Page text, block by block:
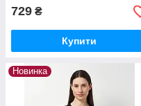
729 ₴
Купити
Новинка